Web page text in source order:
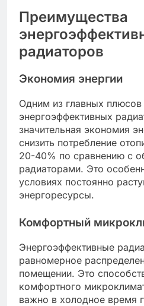
Преимущества
радиаторов
Экономия энергии
Одним из главных плюсов
энергоэффективных
значительная экономия
снизить потребление
20-40% по сравнению с
радиаторами. Это
условиях постоянно
энергоресурсы.
Комфортный
Энергоэффективные
равномерное
помещении. Это
комфортного
важно в холодное время